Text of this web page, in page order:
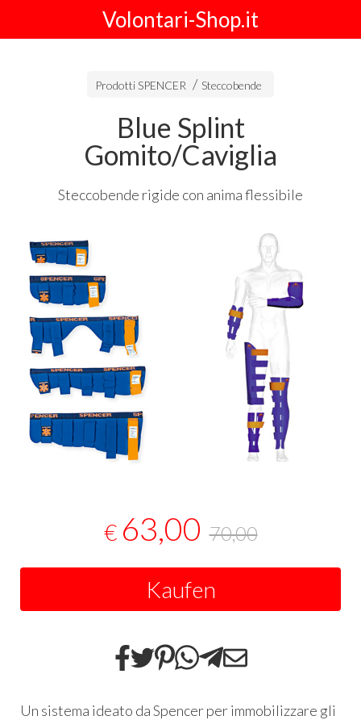
Volontari-Shop.it
Prodotti SPENCER Steccobende
Blue Splint
Gomito/Caviglia
Steccobende rigide con anima flessibile
€ 63,00 70,00
Kaufen
Un sistema ideato da Spencer per immobilizzare gli